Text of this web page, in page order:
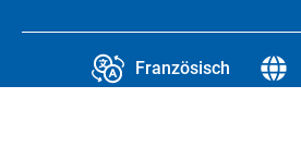
Französisch